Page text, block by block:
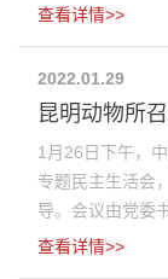
查看详情>>
2022.01.29
昆明动物所
1月26日下午，
专题民主生活会
导。会议由党委
查看详情>>